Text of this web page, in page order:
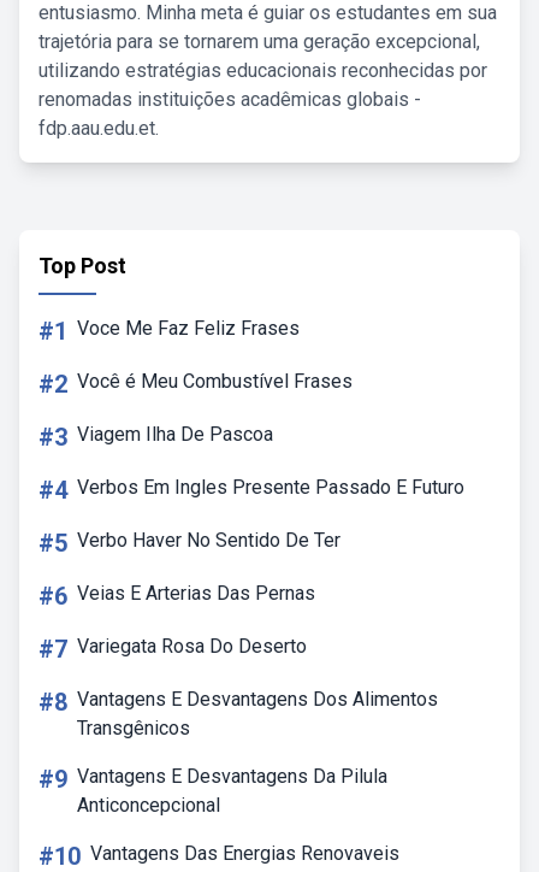
entusiasmo. Minha meta é guiar os estudantes em sua
trajetória para se tornarem uma geração excepcional,
utilizando estratégias educacionais reconhecidas por
renomadas instituições acadêmicas globais -
fdp.aau.edu.et.
Top Post
#1 Voce Me Faz Feliz Frases
#2 Você é Meu Combustível Frases
#3 Viagem Ilha De Pascoa
#4 Verbos Em Ingles Presente Passado E Futuro
#5 Verbo Haver No Sentido De Ter
#6 Veias E Arterias Das Pernas
#7 Variegata Rosa Do Deserto
#8 Vantagens E Desvantagens Dos Alimentos
Transgênicos
#9 Vantagens E Desvantagens Da Pilula
Anticoncepcional
#10 Vantagens Das Energias Renovaveis